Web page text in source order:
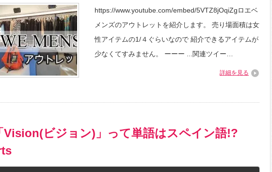
https://www.youtube.com/embed/5VTZ8jOqiZgロエベ
メンズのアウトレットを紹介します。 売り場面積は女
性アイテムの1/４ぐらいなので 紹介できるアイテムが
少なくてすみません。 ーーー ...関連ツイー…
詳細を見る
Vision(ビジョン)」って単語はスペイン語!?